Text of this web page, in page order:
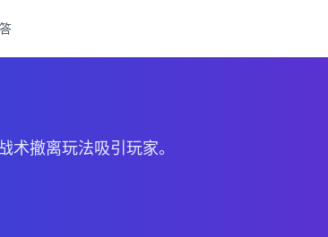
术撤离玩法吸引玩家。